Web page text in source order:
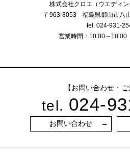
株式会社クロエ（ウエディン
〒963-8053 福島県郡山市八
tel. 024-931-
営業時間：10:00～18:00
【お問い合わせ・ご
tel. 024-
お問い合わせ